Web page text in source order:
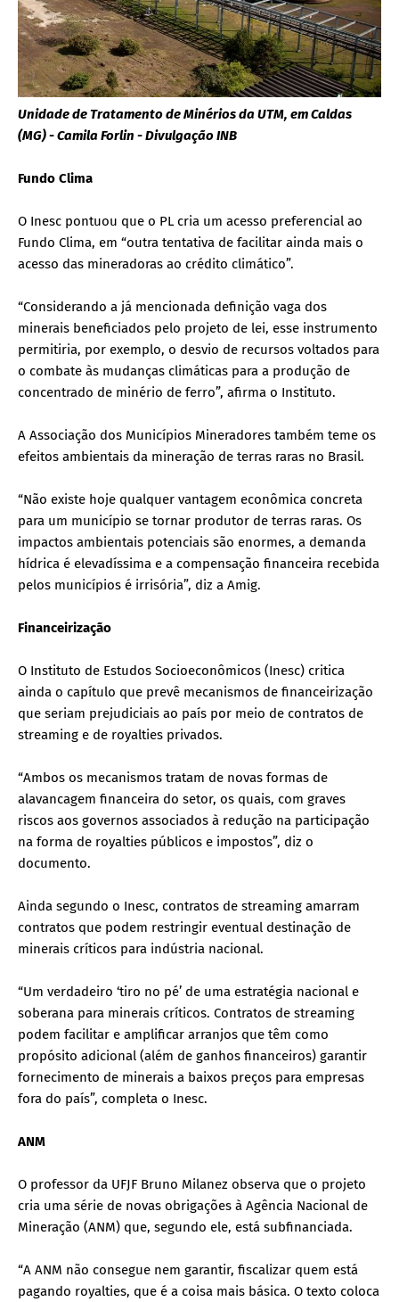
Unidade de Tratamento de Minérios da UTM, em Caldas
(MG) - Camila Forlin - Divulgação INB
Fundo Clima
O Inesc pontuou que o PL cria um acesso preferencial ao
Fundo Clima, em “outra tentativa de facilitar ainda mais o
acesso das mineradoras ao crédito climático”.
“Considerando a já mencionada definição vaga dos
minerais beneficiados pelo projeto de lei, esse instrumento
permitiria, por exemplo, o desvio de recursos voltados para
o combate às mudanças climáticas para a produção de
concentrado de minério de ferro”, afirma o Instituto.
A Associação dos Municípios Mineradores também teme os
efeitos ambientais da mineração de terras raras no Brasil.
“Não existe hoje qualquer vantagem econômica concreta
para um município se tornar produtor de terras raras. Os
impactos ambientais potenciais são enormes, a demanda
hídrica é elevadíssima e a compensação financeira recebida
pelos municípios é irrisória”, diz a Amig.
Financeirização
O Instituto de Estudos Socioeconômicos (Inesc) critica
ainda o capítulo que prevê mecanismos de financeirização
que seriam prejudiciais ao país por meio de contratos de
streaming e de royalties privados.
“Ambos os mecanismos tratam de novas formas de
alavancagem financeira do setor, os quais, com graves
riscos aos governos associados à redução na participação
na forma de royalties públicos e impostos”, diz o
documento.
Ainda segundo o Inesc, contratos de streaming amarram
contratos que podem restringir eventual destinação de
minerais críticos para indústria nacional.
“Um verdadeiro ‘tiro no pé’ de uma estratégia nacional e
soberana para minerais críticos. Contratos de streaming
podem facilitar e amplificar arranjos que têm como
propósito adicional (além de ganhos financeiros) garantir
fornecimento de minerais a baixos preços para empresas
fora do país”, completa o Inesc.
ANM
O professor da UFJF Bruno Milanez observa que o projeto
cria uma série de novas obrigações à Agência Nacional de
Mineração (ANM) que, segundo ele, está subfinanciada.
“A ANM não consegue nem garantir, fiscalizar quem está
pagando royalties, que é a coisa mais básica. O texto coloca